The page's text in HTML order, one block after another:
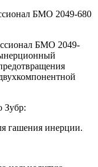
БМО 2049-680
БМО 2049-
Зубр:
гашения инерции.